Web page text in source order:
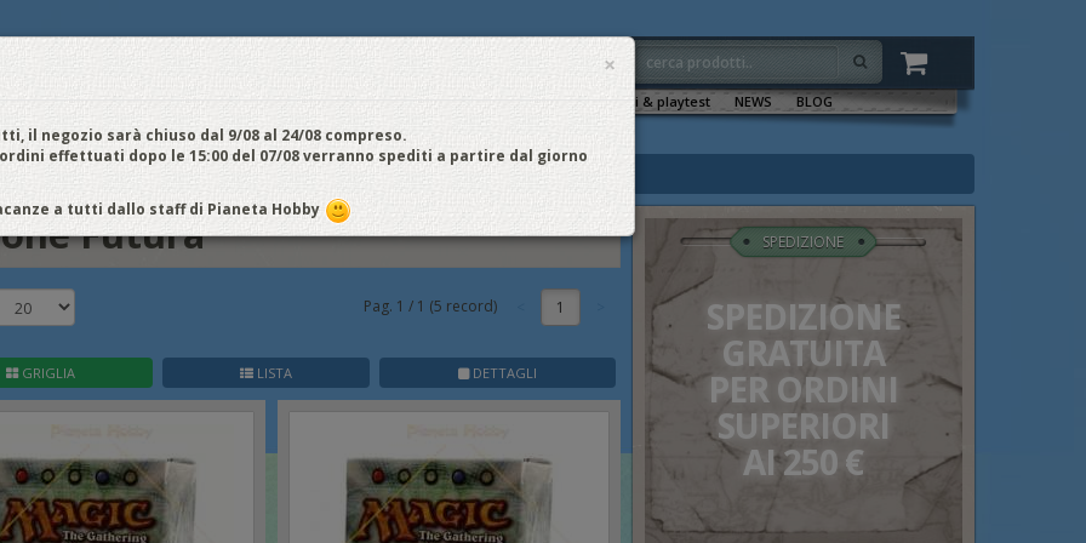
Chi Siamo Vantaggi Aiuto Metodi di pagamento Sala tornei & playtest NEWS
BLOG
/ REGISTRATI
Futura
Pag. 1 / 1 (5 record) 1
GRIGLIA LISTA DETTAGLI
SPEDIZIONE
SPEDIZIONE
GRATUITA
PER ORDINI
SUPERIORI
AI 250 €
×
il negozio sarà chiuso dal 9/08 al 24/08 compreso.
effettuati dopo le 15:00 del 07/08 verranno spediti a partire dal giorno
a tutti dallo staff di Pianeta Hobby